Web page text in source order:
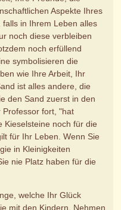
Aspekte Ihres
in Ihrem Leben alles
noch diese verbleiben
noch erfüllend
symbolisieren die
wie Ihre Arbeit, Ihr
ist alles andere, die
den Sand zuerst in den
Professor fort, "hat
Kieselsteine noch für die
für Ihr Leben. Wenn Sie
in Kleinigkeiten
nie Platz haben für die
welche Ihr Glück
mit den Kindern. Nehmen